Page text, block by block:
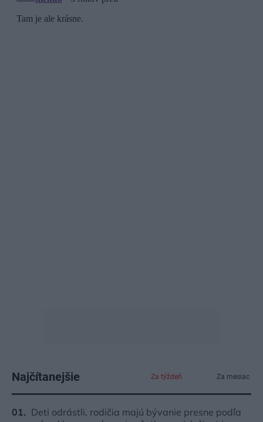
Najčítanejšie Za týždeň Za mesiac
Deti odrástli, rodičia majú bývanie presne podľa